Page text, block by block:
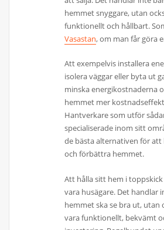
hemmet snyggare, utan
funktionellt och hållbart.
Vasastan, om man får göra
Att exempelvis installera
isolera väggar eller byta ut
minska energikostnaderna
hemmet mer
Hantverkare som utför
specialiserade inom sitt
de bästa alternativen för att
och förbättra hemmet.
Att hålla sitt hem i
vara husägare. Det handlar
hemmet ska se bra ut, utan
vara funktionellt, bekvämt